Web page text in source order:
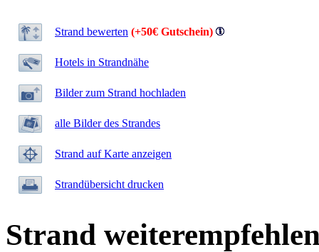
Strand bewerten (+50€ Gutschein)
Hotels in Strandnähe
Bilder zum Strand hochladen
alle Bilder des Strandes
Strand auf Karte anzeigen
Strandübersicht drucken
Strand